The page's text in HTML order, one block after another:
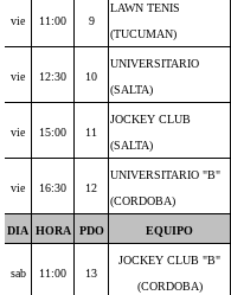
vie 11:00 9
LAWN TENIS
(TUCUMAN)
vie 12:30 10
UNIVERSITARIO
(SALTA)
vie 15:00 11
JOCKEY CLUB
(SALTA)
vie 16:30 12
UNIVERSITARIO "B"
(CORDOBA)
DIA HORA PDO EQUIPO
sab 11:00 13
JOCKEY CLUB "B"
(CORDOBA)